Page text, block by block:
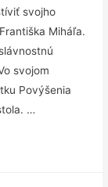
svojho
Miháľa.
svojom
Povýšenia
…